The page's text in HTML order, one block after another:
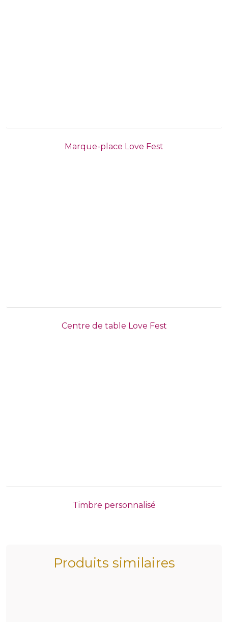
Marque-place Love Fest
Centre de table Love Fest
Timbre personnalisé
Produits similaires